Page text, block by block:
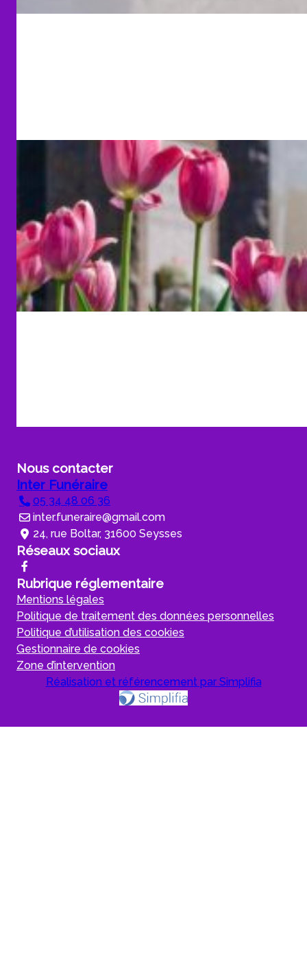
Nous contacter
Inter Funéraire
05 34 48 06 36
inter.funeraire@gmail.com
24, rue Boltar, 31600 Seysses
Réseaux sociaux
Rubrique réglementaire
Mentions légales
Politique de traitement des données personnelles
Politique d’utilisation des cookies
Gestionnaire de cookies
Zone d’intervention
Réalisation et référencement par Simplifia